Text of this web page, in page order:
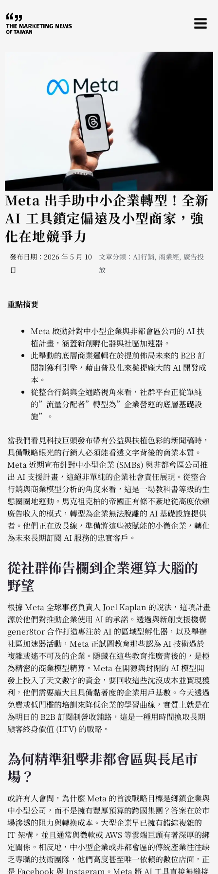
至
主
Meta 出手助中小企業轉型！全新
AI 工具鎖定偏遠及小型商家，強
化在地競爭力
發布日期：2026 年 5 月 10
日
文章分類： AI行銷, 商業經, 廣告投
放
重點摘要
Meta 啟動針對中小型企業與非都會區公司的 AI 扶
植計畫，涵蓋新創孵化器與社區加速器。
此舉動的底層商業邏輯在於提前佈局未來的 B2B 訂
閱制獲利引擎，藉由普及化來攤提龐大的 AI 開發成
本。
從整合行銷與全通路視角來看，社群平台正從單純
的”流量分配者”轉型為”企業營運的底層基礎設
施”。
當我們看見科技巨頭發布帶有公益與扶植色彩的新聞稿時，
具備戰略眼光的行銷人必須能看透文字背後的商業本質。
Meta 近期宣布針對中小型企業 (SMBs) 與非都會區公司推
出 AI 支援計畫，這絕非單純的企業社會責任展現。從整合
行銷與商業模型分析的角度來看，這是一場教科書等級的生
態圈圈地運動。馬克祖克柏的帝國正有條不紊地從高度依賴
廣告收入的模式，轉型為企業無法脫離的 AI 基礎設施提供
者。他們正在放長線，準備將這些被賦能的小微企業，轉化
為未來長期訂閱 AI 服務的忠實客戶。
從社群佈告欄到企業運算大腦的
野望
根據 Meta 全球事務負責人 Joel Kaplan 的說法，這項計畫
源於他們對推動企業使用 AI 的承諾。透過與新創支援機構
gener8tor 合作打造專注於 AI 的區域型孵化器，以及舉辦
社區加速器活動，Meta 正試圖教育那些認為 AI 技術過於
複雜或遙不可及的企業。隱藏在這些教育推廣背後的，是極
為精密的商業模型精算。Meta 在開源與封閉的 AI 模型開
發上投入了天文數字的資金，要回收這些沈沒成本並實現獲
利，他們需要龐大且具備黏著度的企業用戶基數。今天透過
免費或低門檻的培訓來降低企業的學習曲線，實質上就是在
為明日的 B2B 訂閱制營收鋪路，這是一種用時間換取長期
顧客終身價值 (LTV) 的戰略。
為何精準狙擊非都會區與長尾市
場？
或許有人會問，為什麼 Meta 的首波戰略目標是鄉鎮企業與
中小型公司，而不是擁有豐厚預算的跨國集團？答案在於市
場滲透的阻力與轉換成本。大型企業早已擁有錯綜複雜的
IT 架構，並且通常與微軟或 AWS 等雲端巨頭有著深厚的綁
定關係。相反地，中小型企業或非都會區的傳統產業往往缺
乏專職的技術團隊，他們高度甚至唯一依賴的數位店面，正
是 Facebook 與 Instagram。Meta 將 AI 工具直接無縫接